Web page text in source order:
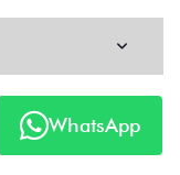
WhatsApp